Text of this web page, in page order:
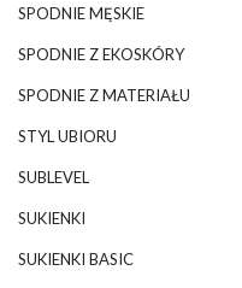
SPODNIE MĘSKIE
SPODNIE Z EKOSKÓRY
SPODNIE Z MATERIAŁU
STYL UBIORU
SUBLEVEL
SUKIENKI
SUKIENKI BASIC